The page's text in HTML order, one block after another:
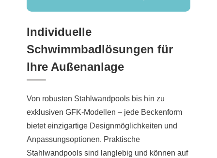
Individuelle
Schwimmbadlösungen für
Ihre Außenanlage
Von robusten Stahlwandpools bis hin zu
exklusiven GFK-Modellen – jede Beckenform
bietet einzigartige Designmöglichkeiten und
Anpassungsoptionen. Praktische
Stahlwandpools sind langlebig und können auf